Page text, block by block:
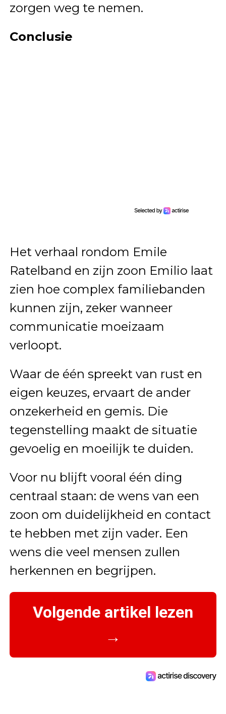
zorgen weg te nemen.
Conclusie
Het verhaal rondom Emile
Ratelband en zijn zoon Emilio laat
zien hoe complex familiebanden
kunnen zijn, zeker wanneer
communicatie moeizaam
verloopt.
Waar de één spreekt van rust en
eigen keuzes, ervaart de ander
onzekerheid en gemis. Die
tegenstelling maakt de situatie
gevoelig en moeilijk te duiden.
Voor nu blijft vooral één ding
centraal staan: de wens van een
zoon om duidelijkheid en contact
te hebben met zijn vader. Een
wens die veel mensen zullen
herkennen en begrijpen.
Volgende artikel lezen
→